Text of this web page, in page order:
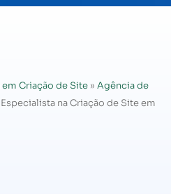
Criação de Site » Agência de
na Criação de Site em